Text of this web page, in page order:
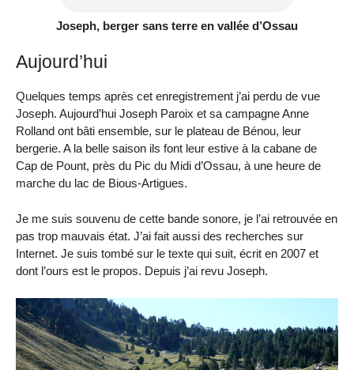
Joseph, berger sans terre en vallée d’Ossau
Aujourd’hui
Quelques temps après cet enregistrement j’ai perdu de vue
Joseph. Aujourd’hui Joseph Paroix et sa campagne Anne
Rolland ont bâti ensemble, sur le plateau de Bénou, leur
bergerie. A la belle saison ils font leur estive à la cabane de
Cap de Pount, près du Pic du Midi d’Ossau, à une heure de
marche du lac de Bious-Artigues.
Je me suis souvenu de cette bande sonore, je l’ai retrouvée en
pas trop mauvais état. J’ai fait aussi des recherches sur
Internet. Je suis tombé sur le texte qui suit, écrit en 2007 et
dont l’ours est le propos. Depuis j’ai revu Joseph.